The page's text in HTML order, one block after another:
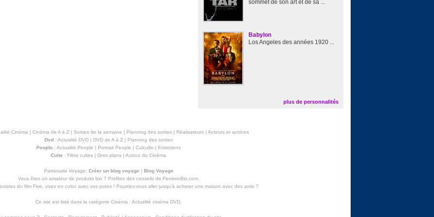
sommet de son art et de sa ...
Babylon
Los Angeles des années 1920 ...
plus de personnalités
Cinéma | Cinéma de A à Z| Sorties de la semaine | Planning des sorties| Réalisateurs| Acteurs et actrices
Dvd: Actualité DVD| DVD de A à Z| Planning des sorties
People : Actualité People | Portrait People | Culculte | Entretiens
Culte : Films cultes | Gros plans | Autour du Cinéma
Partenaire Voyage: Créer un blog voyage | Blog Voyage
Vous êtes un amateur de produits bio ? Profitez des conseils de FemininBio.com.
du film Five, vivez en coloc avec vos potes ! Pourriez-vous aller jusqu'à acheter une maison avec des amis?
Ce site est listé dans la catégorie Cinéma : Actualité cinéma DVD